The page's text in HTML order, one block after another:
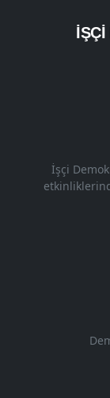
İŞÇI
İşçi